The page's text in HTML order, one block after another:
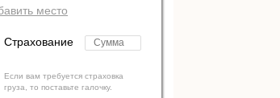
место
Страхование
Если вам требуется страховка
груза, то поставьте галочку.